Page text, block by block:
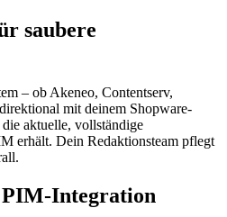
saubere
– ob Akeneo, Contentserv,
mit deinem Shopware-
aktuelle, vollständige
erhält. Dein Redaktionsteam pflegt
PIM-Integration